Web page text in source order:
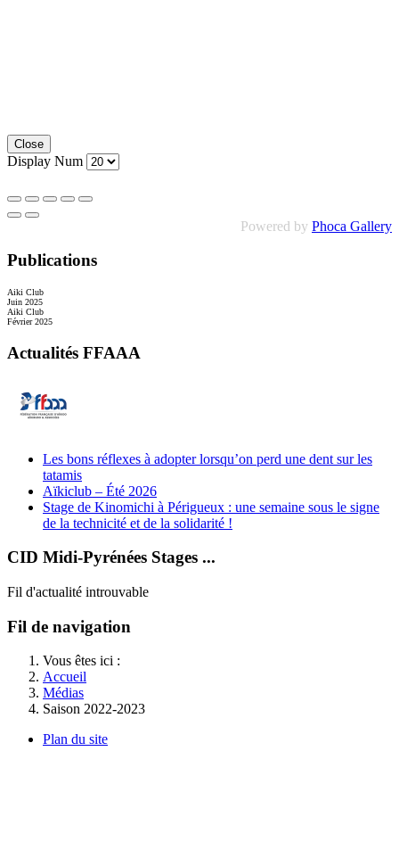
Close
Display Num
Powered by Phoca Gallery
Publications
Aiki Club
Juin 2025
Aiki Club
Février 2025
Actualités FFAAA
Les bons réflexes à adopter lorsqu’on perd une dent sur les
tatamis
Aïkiclub – Été 2026
Stage de Kinomichi à Périgueux : une semaine sous le signe
de la technicité et de la solidarité !
CID Midi-Pyrénées Stages ...
Fil d'actualité introuvable
Fil de navigation
Vous êtes ici :
Accueil
Médias
Saison 2022-2023
Plan du site